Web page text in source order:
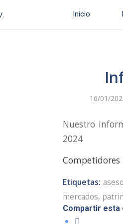
Inicio
16/01/
Nuestro
2024
Competidores
Etiquetas:
mercados,
Compartir esta